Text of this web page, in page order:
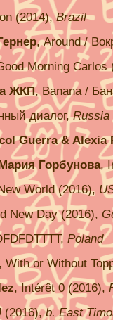
(2014),Brazil
, Around /
Morning Carlos
ЖКП, Banana /
диалог,Russia
Guerra & Alexia
Горбунова,
World (2016),
New Day (2016),
Poland
, With or Without
, Intérêt 0 (2016),
(2016),b. East